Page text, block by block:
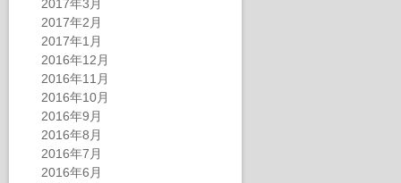
2017年3月
2017年2月
2017年1月
2016年12月
2016年11月
2016年10月
2016年9月
2016年8月
2016年7月
2016年6月